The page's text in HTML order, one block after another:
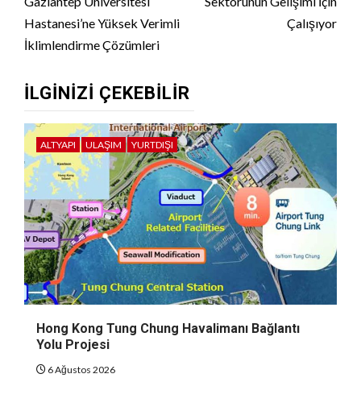
Hastanesi’ne Yüksek Verimli
İklimlendirme Çözümleri
Çalışıyor
İLGINIZI ÇEKEBILIR
ALTYAPI ULAŞIM YURTDIŞI
Hong Kong Tung Chung Havalimanı Bağlantı
Yolu Projesi
6 Ağustos 2026